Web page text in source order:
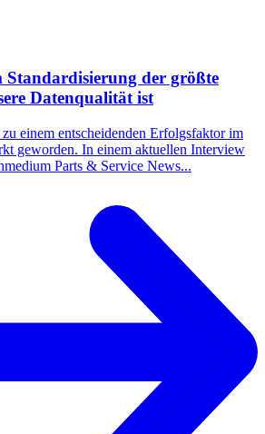
der größte
Datenqualität ist
einem entscheidenden Erfolgsfaktor im
geworden. In einem aktuellen Interview
Parts & Service News...